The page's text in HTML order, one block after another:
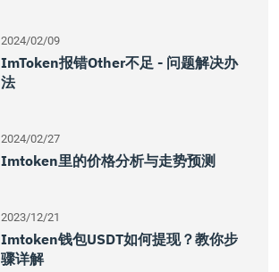
2024/02/09
ImToken报错other不足 - 问题解决办
法
2024/02/27
Imtoken里的价格分析与走势预测
2023/12/21
Imtoken钱包USDT如何提现？教你步
骤详解